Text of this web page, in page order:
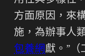
方面原因，來
施，為辦事人
包養網獻。”（